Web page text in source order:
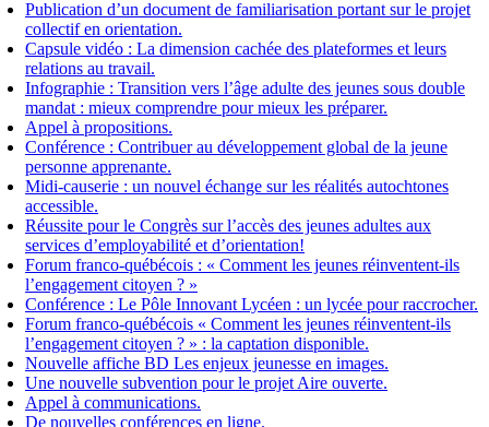
Publication d’un document de familiarisation portant sur le projet
collectif en orientation.
Capsule vidéo : La dimension cachée des plateformes et leurs
relations au travail.
Infographie : Transition vers l’âge adulte des jeunes sous double
mandat : mieux comprendre pour mieux les préparer.
Appel à propositions.
Conférence : Contribuer au développement global de la jeune
personne apprenante.
Midi-causerie : un nouvel échange sur les réalités autochtones
accessible.
Réussite pour le Congrès sur l’accès des jeunes adultes aux
services d’employabilité et d’orientation!
Forum franco-québécois : « Comment les jeunes réinventent-ils
l’engagement citoyen ? »
Conférence : Le Pôle Innovant Lycéen : un lycée pour raccrocher.
Forum franco-québécois « Comment les jeunes réinventent-ils
l’engagement citoyen ? » : la captation disponible.
Nouvelle affiche BD Les enjeux jeunesse en images.
Une nouvelle subvention pour le projet Aire ouverte.
Appel à communications.
De nouvelles conférences en ligne.